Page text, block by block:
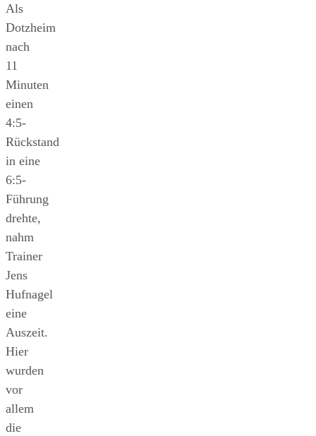
Als
Dotzheim
nach
11
Minuten
einen
4:5-
Rückstand
in eine
6:5-
Führung
drehte,
nahm
Trainer
Jens
Hufnagel
eine
Auszeit.
Hier
wurden
vor
allem
die